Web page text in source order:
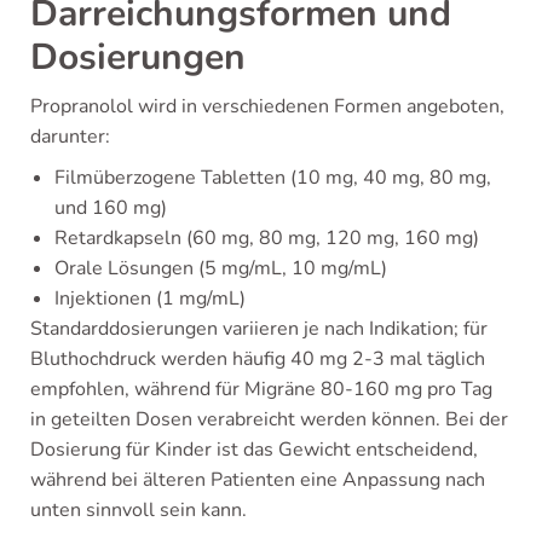
Darreichungsformen und
Dosierungen
Propranolol wird in verschiedenen Formen angeboten,
darunter:
Filmüberzogene Tabletten (10 mg, 40 mg, 80 mg,
und 160 mg)
Retardkapseln (60 mg, 80 mg, 120 mg, 160 mg)
Orale Lösungen (5 mg/mL, 10 mg/mL)
Injektionen (1 mg/mL)
Standarddosierungen variieren je nach Indikation; für
Bluthochdruck werden häufig 40 mg 2-3 mal täglich
empfohlen, während für Migräne 80-160 mg pro Tag
in geteilten Dosen verabreicht werden können. Bei der
Dosierung für Kinder ist das Gewicht entscheidend,
während bei älteren Patienten eine Anpassung nach
unten sinnvoll sein kann.